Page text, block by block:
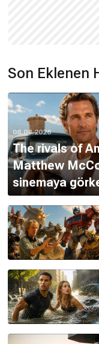
Son Eklenen
08.08.2026
The rivals of
Matthew
sinemaya
yapıyor